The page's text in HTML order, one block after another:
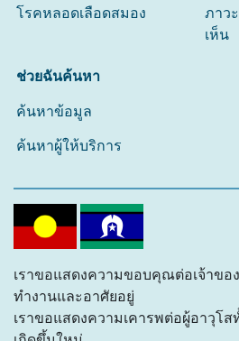
โรคหลอดเลือดสมอง
ภาว
เห็น
ช่วยฉันค้นหา
ค้นหาข้อมูล
ค้นหาผู้ให้บริการ
เราขอแสดงความขอบคุณต่อเจ้าขอ
ทำงานและอาศัยอยู่
เราขอแสดงความเคารพต่อผู้อาวุโ